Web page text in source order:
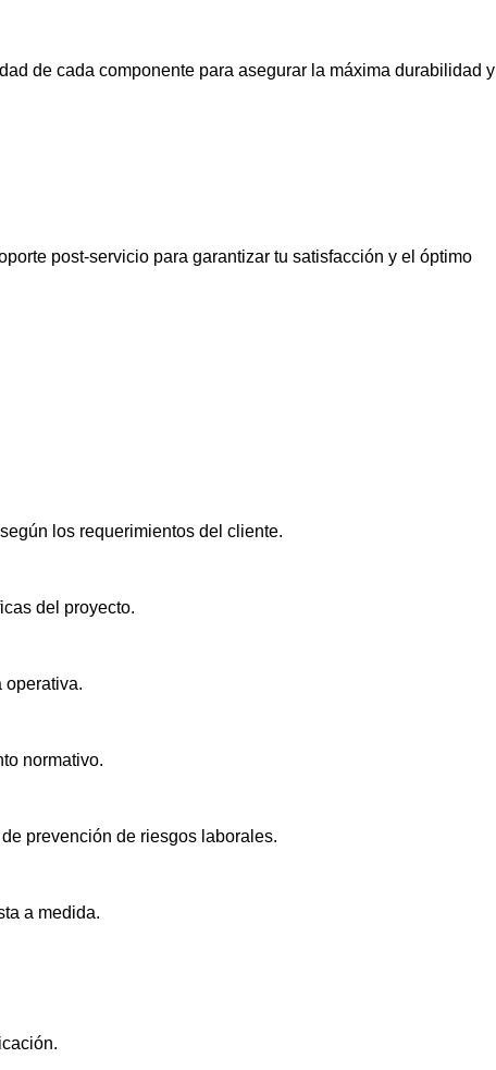
de cada componente para asegurar la máxima durabilidad y
post-servicio para garantizar tu satisfacción y el óptimo
los requerimientos del cliente.
del proyecto.
operativa.
normativo.
prevención de riesgos laborales.
a medida.